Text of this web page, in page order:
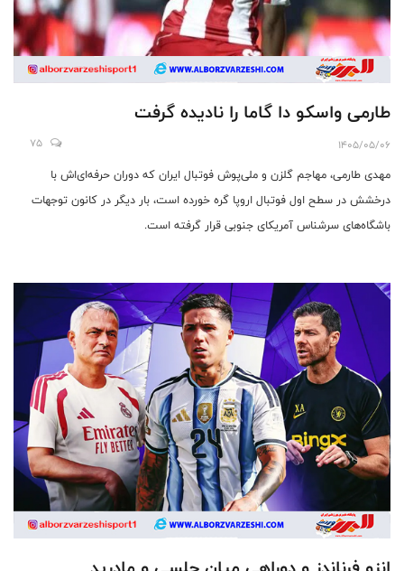
طارمی واسکو دا گاما را نادیده گرفت
1405/05/06
75
مهدی طارمی، مهاجم گلزن و ملی‌پوش فوتبال ایران که دوران حرفه‌ای‌اش با
درخشش در سطح اول فوتبال اروپا گره خورده است، بار دیگر در کانون توجهات
باشگاه‌های سرشناس آمریکای جنوبی قرار گرفته است.